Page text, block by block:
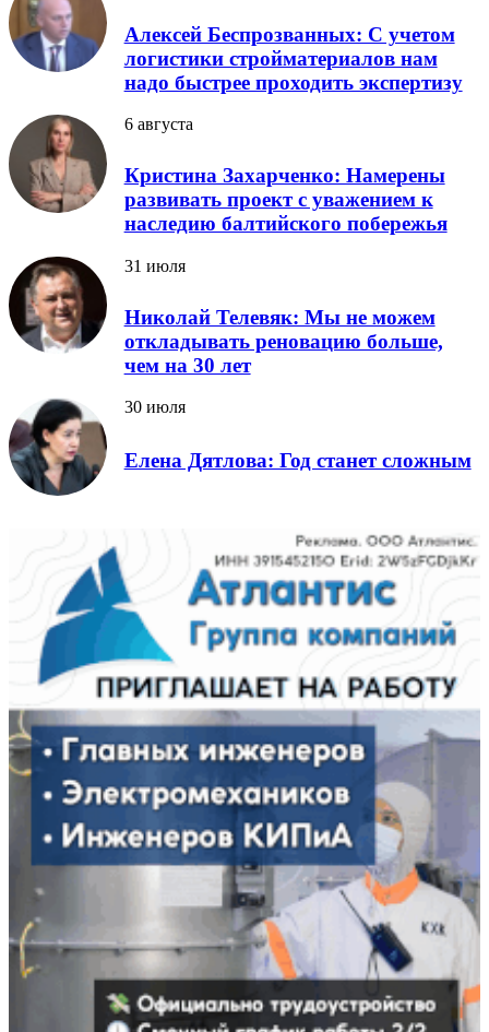
Алексей Беспрозванных: С учетом
логистики стройматериалов нам
надо быстрее проходить экспертизу
6 августа
Кристина Захарченко: Намерены
развивать проект с уважением к
наследию балтийского побережья
31 июля
Николай Телевяк: Мы не можем
откладывать реновацию больше,
чем на 30 лет
30 июля
Елена Дятлова: Год станет сложным